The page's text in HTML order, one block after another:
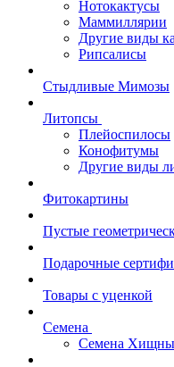
Нотокактусы
Маммиллярии
Другие виды
Рипсалисы
Стыдливые Мимозы
Литопсы
Плейоспилосы
Конофитумы
Другие виды
Фитокартины
Пустые
Подарочные
Товары с уценкой
Семена
Семена